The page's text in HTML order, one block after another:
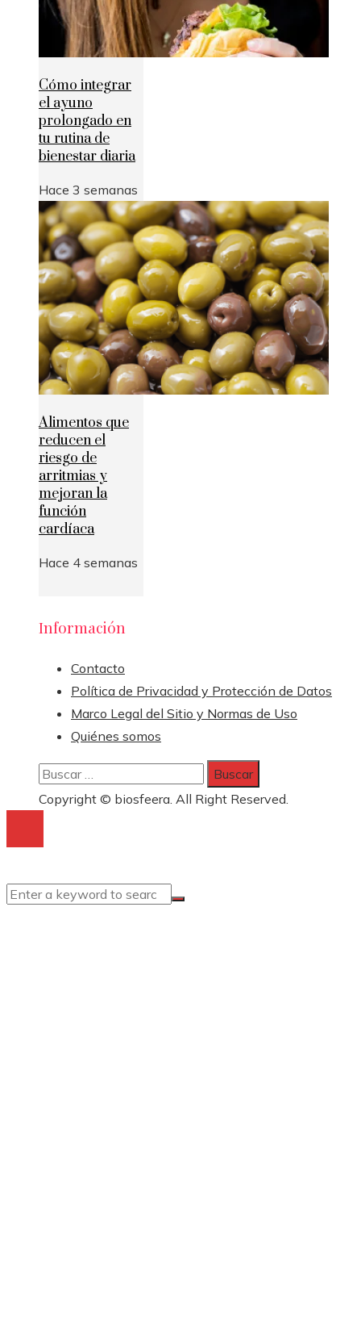
Cómo integrar
el ayuno
prolongado en
tu rutina de
bienestar diaria
Hace 3 semanas
Alimentos que
reducen el
riesgo de
arritmias y
mejoran la
función
cardíaca
Hace 4 semanas
Información
Contacto
Política de Privacidad y Protección de Datos
Marco Legal del Sitio y Normas de Uso
Quiénes somos
Buscar:
Copyright © biosfeera. All Right Reserved.